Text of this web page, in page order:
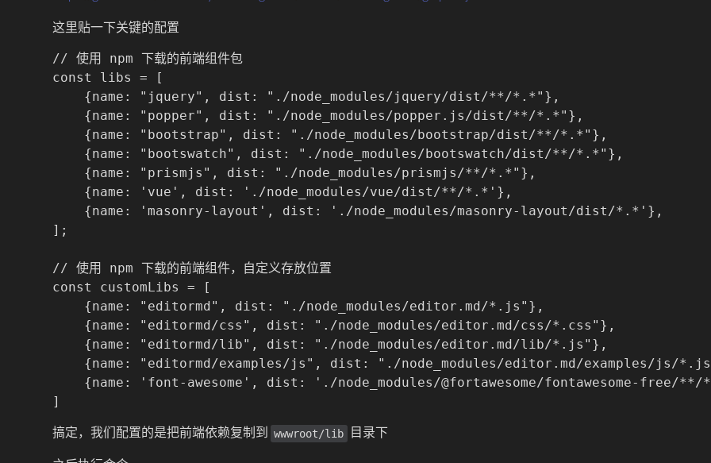
这里贴一下关键的配置
// 使用 npm 下载的前端组件包
const libs = [
    {name: "jquery", dist: "./node_modules/jquery/dist/**/*.*"},
    {name: "popper", dist: "./node_modules/popper.js/dist/**/*.*"},
    {name: "bootstrap", dist: "./node_modules/bootstrap/dist/**/*.*"},
    {name: "bootswatch", dist: "./node_modules/bootswatch/dist/**/*.*"},
    {name: "prismjs", dist: "./node_modules/prismjs/**/*.*"},
    {name: 'vue', dist: './node_modules/vue/dist/**/*.*'},
    {name: 'masonry-layout', dist: './node_modules/masonry-layout/dist/*.*'},
];
// 使用 npm 下载的前端组件，自定义存放位置
const customLibs = [
    {name: "editormd", dist: "./node_modules/editor.md/*.js"},
    {name: "editormd/css", dist: "./node_modules/editor.md/css/*.css"},
    {name: "editormd/lib", dist: "./node_modules/editor.md/lib/*.js"},
{name: "editormd/examples/js", dist: "./node_modules/editor.md/examples/js/
{name: 'font-awesome', dist: './node_modules/@fortawesome/fontawesome-free/**/
搞定，我们配置的是把前端依赖复制到 wwwroot/lib 目录下